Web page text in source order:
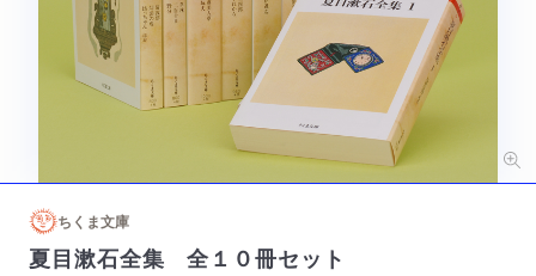
ちくま文庫
夏目漱石全集 全１０冊セット